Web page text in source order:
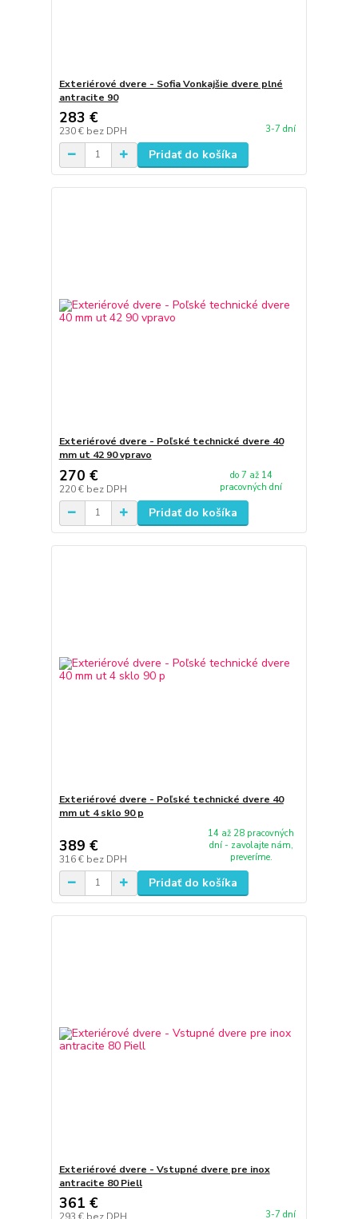
Exteriérové dvere - Sofia Vonkajšie dvere plné
antracite 90
283 €
230 € bez DPH 3-7 dní
Pridať do košíka
Exteriérové dvere - Poľské technické dvere 40
mm ut 42 90 vpravo
270 €
220 € bez DPH
do 7 až 14
pracovných dní
Pridať do košíka
Exteriérové dvere - Poľské technické dvere 40
mm ut 4 sklo 90 p
389 €
316 € bez DPH
14 až 28 pracovných
dní - zavolajte nám,
preveríme.
Pridať do košíka
Exteriérové dvere - Vstupné dvere pre inox
antracite 80 Piell
361 €
3-7 dní